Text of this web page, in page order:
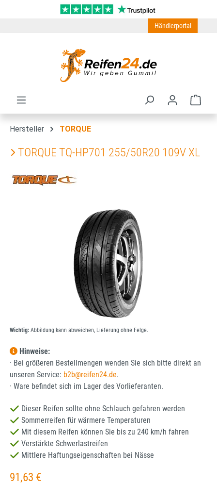
Zum Hauptinhalt springen
Händlerportal
Hersteller TORQUE
TORQUE TQ-HP701 255/50R20 109V XL
Bildergalerie überspringen
Wichtig: Abbildung kann abweichen, Lieferung ohne Felge.
Hinweise:
· Bei größeren Bestellmengen wenden Sie sich bitte direkt an
unseren Service: b2b@reifen24.de.
· Ware befindet sich im Lager des Vorlieferanten.
Dieser Reifen sollte ohne Schlauch gefahren werden
Sommerreifen für wärmere Temperaturen
Mit diesem Reifen können Sie bis zu 240 km/h fahren
Verstärkte Schwerlastreifen
Mittlere Haftungseigenschaften bei Nässe
Regulärer Preis:
91,63 €